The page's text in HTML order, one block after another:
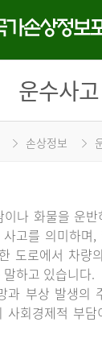
운수사고
손상정보
이나 화물을 운
고를 의미하며
도로에서 차량
하고 있습니다.
과 부상 발생의
사회경제적 부